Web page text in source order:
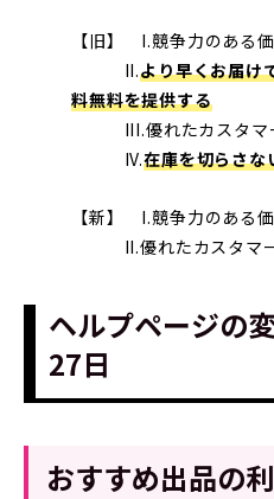
【旧】 I.競争力のある
II.より早くお届け
料無料を提供する
III.優れたカスタマー
IV.在庫を切らさな
【新】 I.競争力のある
II.優れたカスタマー
ヘルプページの
27日
おすすめ出品の